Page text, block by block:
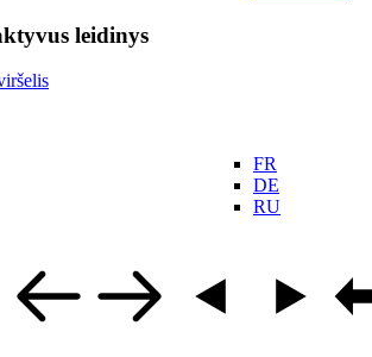
leidinys
FR
DE
RU